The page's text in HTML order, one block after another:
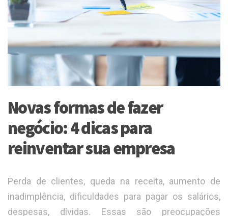
Novas formas de fazer
negócio: 4 dicas para
reinventar sua empresa
Perda de clientes, queda na receita, aumento de
inadimplência, dificuldades para pagar os salários,
despesas, dívidas. Essas são preocupações